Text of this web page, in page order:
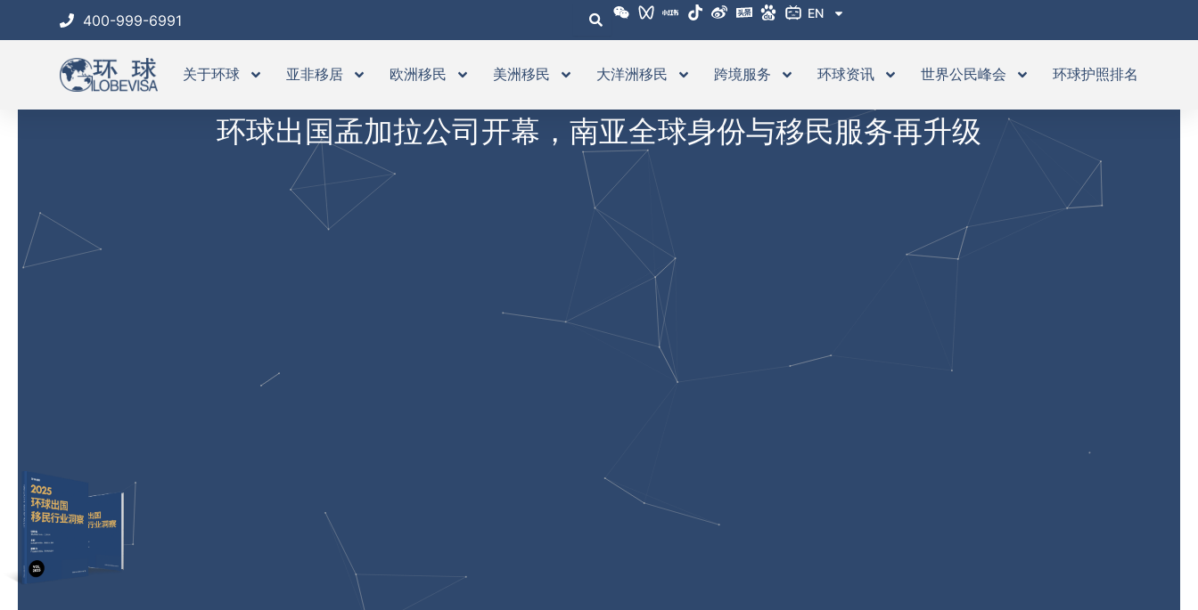
400-999-6991 EN
关于环球 亚非移居 欧洲移民 美洲移民 大洋洲移民 跨境服务 环球资讯 世界公民峰会 环球护照排名
环球出国孟加拉公司开幕，南亚全球身份与移民服务再升级